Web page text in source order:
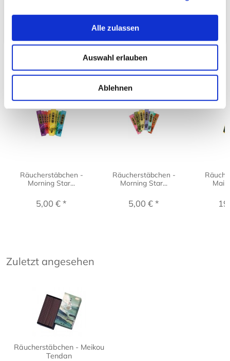
Alle zulassen
Auswahl erlauben
Ablehnen
Räucherstäbchen -
Morning Star...
5,00 € *
Räucherstäbchen -
Morning Star...
5,00 € *
Zuletzt angesehen
Räucherstäbchen - Meikou
Tendan